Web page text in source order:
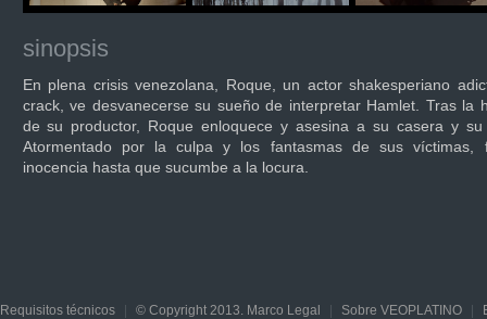
sinopsis
En plena crisis venezolana, Roque, un actor shakesperiano
crack, ve desvanecerse su sueño de interpretar Hamlet. Tras la
de su productor, Roque enloquece y asesina a su casera y su
Atormentado por la culpa y los fantasmas de sus víctimas,
inocencia hasta que sucumbe a la locura.
Requisitos técnicos © Copyright 2013. Marco Legal Sobre VEOPLATINO